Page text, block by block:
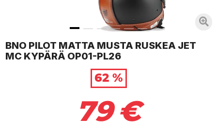
BNO PILOT MATTA MUSTA RUSKEA JET
MC KYPÄRÄ OP01-PL26
62 %
79 €